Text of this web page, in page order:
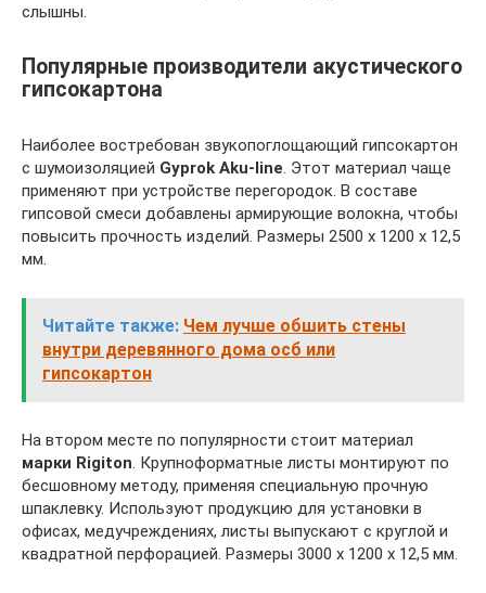
слышны.
Популярные производители акустического
гипсокартона
Наиболее востребован звукопоглощающий гипсокартон
с шумоизоляцией Gyprok Aku-line. Этот материал чаще
применяют при устройстве перегородок. В составе
гипсовой смеси добавлены армирующие волокна, чтобы
повысить прочность изделий. Размеры 2500 х 1200 х 12,5
мм.
Читайте также: Чем лучше обшить стены
внутри деревянного дома осб или
гипсокартон
На втором месте по популярности стоит материал
марки Rigiton. Крупноформатные листы монтируют по
бесшовному методу, применяя специальную прочную
шпаклевку. Используют продукцию для установки в
офисах, медучреждениях, листы выпускают с круглой и
квадратной перфорацией. Размеры 3000 х 1200 х 12,5 мм.